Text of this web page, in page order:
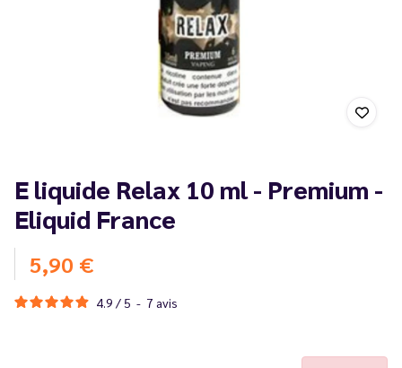
E liquide Relax 10 ml - Premium -
Eliquid France
5,90 €
4.9 / 5 - 7 avis